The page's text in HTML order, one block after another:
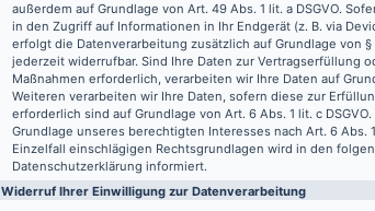
außerdem auf Grundlage von Art. 49 Abs. 1 lit. a DSGVO.
in den Zugriff auf Informationen in Ihr Endgerät (z. B. via
erfolgt die Datenverarbeitung zusätzlich auf Grundlage von §
jederzeit widerrufbar. Sind Ihre Daten zur Vertragserfüllung
Maßnahmen erforderlich, verarbeiten wir Ihre Daten auf
Weiteren verarbeiten wir Ihre Daten, sofern diese zur
erforderlich sind auf Grundlage von Art. 6 Abs. 1 lit. c
Grundlage unseres berechtigten Interesses nach Art. 6 Abs.
Einzelfall einschlägigen Rechtsgrundlagen wird in den
Datenschutzerklärung informiert.
Widerruf Ihrer Einwilligung zur Datenverarbeitung